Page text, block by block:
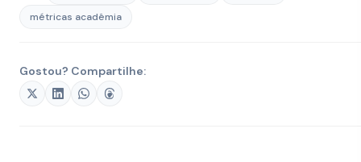
métricas acadêmia
Gostou? Compartilhe: